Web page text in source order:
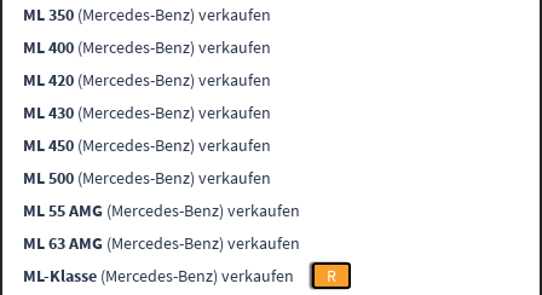
ML 350 (Mercedes-Benz) verkaufen
ML 400 (Mercedes-Benz) verkaufen
ML 420 (Mercedes-Benz) verkaufen
ML 430 (Mercedes-Benz) verkaufen
ML 450 (Mercedes-Benz) verkaufen
ML 500 (Mercedes-Benz) verkaufen
ML 55 AMG (Mercedes-Benz) verkaufen
ML 63 AMG (Mercedes-Benz) verkaufen
ML-Klasse (Mercedes-Benz) verkaufen
R